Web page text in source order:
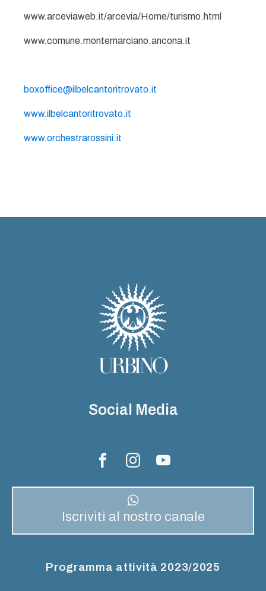
www.arceviaweb.it/arcevia/Home/turismo.html
www.comune.montemarciano.ancona.it
boxoffice@ilbelcantoritrovato.it
www.ilbelcantoritrovato.it
www.orchestrarossini.it
Social Media
Iscriviti al nostro canale
Programma attività 2023/2025